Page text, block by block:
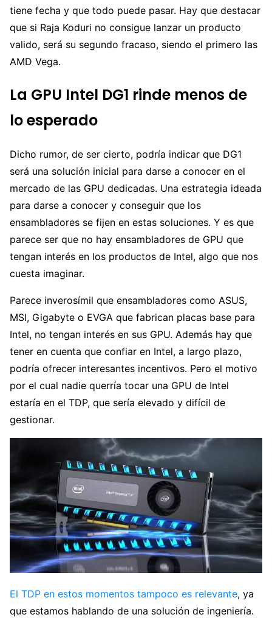
tiene fecha y que todo puede pasar. Hay que destacar
que si Raja Koduri no consigue lanzar un producto
valido, será su segundo fracaso, siendo el primero las
AMD Vega.
La GPU Intel DG1 rinde menos de
lo esperado
Dicho rumor, de ser cierto, podría indicar que DG1
será una solución inicial para darse a conocer en el
mercado de las GPU dedicadas. Una estrategia ideada
para darse a conocer y conseguir que los
ensambladores se fijen en estas soluciones. Y es que
parece ser que no hay ensambladores de GPU que
tengan interés en los productos de Intel, algo que nos
cuesta imaginar.
Parece inverosímil que ensambladores como ASUS,
MSI, Gigabyte o EVGA que fabrican placas base para
Intel, no tengan interés en sus GPU. Además hay que
tener en cuenta que confiar en Intel, a largo plazo,
podría ofrecer interesantes incentivos. Pero el motivo
por el cual nadie querría tocar una GPU de Intel
estaría en el TDP, que sería elevado y difícil de
gestionar.
El TDP en estos momentos tampoco es relevante, ya
que estamos hablando de una solución de ingeniería.